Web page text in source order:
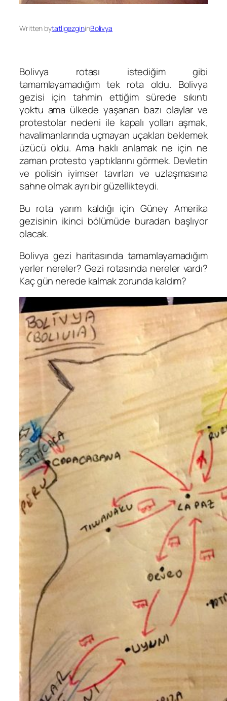
Written bytatligezgininBolivya
Bolivya rotası istediğim gibi
tamamlayamadığım tek rota oldu. Bolivya
gezisi için tahmin ettiğim sürede sıkıntı
yoktu ama ülkede yaşanan bazı olaylar ve
protestolar nedeni ile kapalı yolları aşmak,
havalimanlarında uçmayan uçakları beklemek
üzücü oldu. Ama haklı anlamak ne için ne
zaman protesto yaptıklarını görmek. Devletin
ve polisin iyimser tavırları ve uzlaşmasına
sahne olmak ayrı bir güzellikteydi.
Bu rota yarım kaldığı için Güney Amerika
gezisinin ikinci bölümüde buradan başlıyor
olacak.
Bolivya gezi haritasında tamamlayamadığım
yerler nereler? Gezi rotasında nereler vardı?
Kaç gün nerede kalmak zorunda kaldım?